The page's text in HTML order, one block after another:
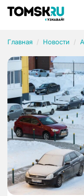
Главная Новости